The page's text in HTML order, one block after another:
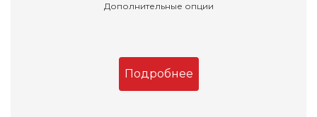
Дополнительные опции
Подробнее